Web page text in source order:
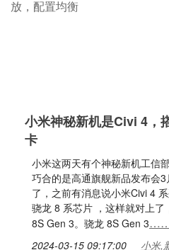
小米神秘新机是Civi 4，
卡
小米这两天有个神秘新机工信
巧合的是高通旗舰新品发布会
了，之前有消息说小米Civi 4
骁龙 8 系芯片 ，这样就对上
8S Gen 3。骁龙 8S Gen 3……
2024-03-15 09:17:00 小米,